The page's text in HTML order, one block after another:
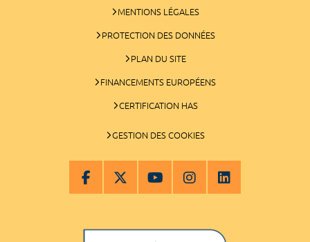
MENTIONS LÉGALES
PROTECTION DES DONNÉES
PLAN DU SITE
FINANCEMENTS EUROPÉENS
CERTIFICATION HAS
GESTION DES COOKIES